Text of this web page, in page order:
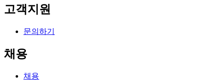
고객지원
문의하기
채용
채용